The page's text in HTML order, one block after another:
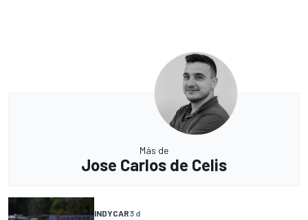
Más de
Jose Carlos de Celis
INDYCAR3 d